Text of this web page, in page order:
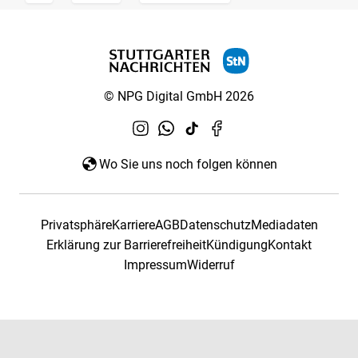
© NPG Digital GmbH 2026
Wo Sie uns noch folgen können
PrivatsphäreKarriereAGBDatenschutzMediadaten
Erklärung zur BarrierefreiheitKündigungKontakt
ImpressumWiderruf